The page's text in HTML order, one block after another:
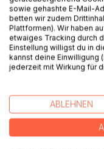
Ein berauschender
fesselnd und voll
Die Studentin Sara
einer Datingplattform
machen. Nach einer
Corvo ist ebenso
wie geheimnisvoll
ersten Date spürt
und Gefahr umgibt.
sowie gehashte E-Mail-
betten wir zudem
Plattformen). Wir haben
etwaiges Tracking durch
Einstellung willigst du in
kannst deine Einwilligung
jederzeit mit Wirkung für
ABLEHNEN